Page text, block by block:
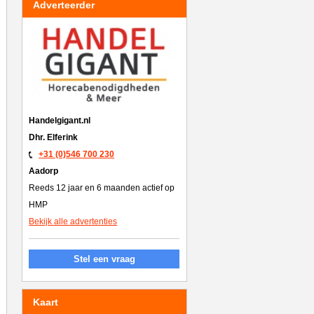
Adverteerder
Handelgigant.nl
Dhr. Elferink
+31 (0)546 700 230
Aadorp
Reeds 12 jaar en 6 maanden actief op
HMP
Bekijk alle advertenties
Stel een vraag
Kaart